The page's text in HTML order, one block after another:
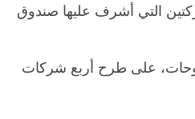
التي أشرف عليها صندوق
على طرح أربع شركات